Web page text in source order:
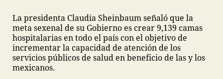
La presidenta Claudia Sheinbaum señaló que la
meta sexenal de su Gobierno es crear 9,139 camas
hospitalarias en todo el país con el objetivo de
incrementar la capacidad de atención de los
servicios públicos de salud en beneficio de las y los
mexicanos.